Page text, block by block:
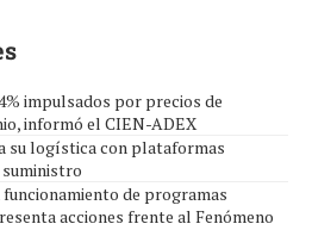
impulsados por precios de
informó el CIEN-ADEX
su logística con plataformas
suministro
de programas
acciones frente al Fenómeno